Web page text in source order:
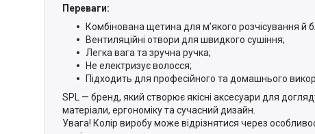
Переваги:
Комбінована щетина для м’якого розчісування й
Вентиляційні отвори для швидкого сушіння;
Легка вага та зручна ручка;
Не електризує волосся;
Підходить для професійного та домашнього
SPL — бренд, який створює якісні аксесуари для
матеріали, ергономіку та сучасний дизайн.
Увага! Колір виробу може відрізнятися через